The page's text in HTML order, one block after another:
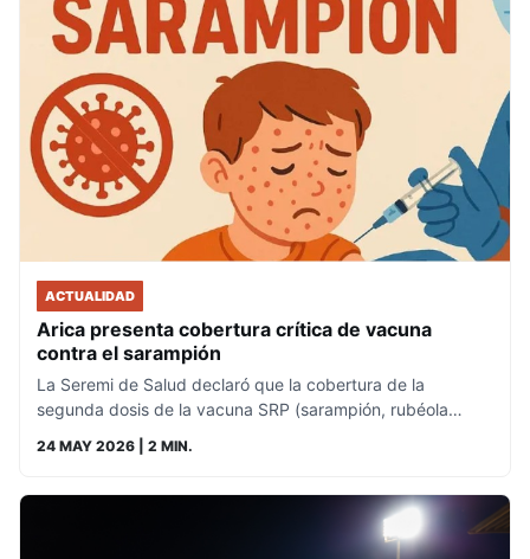
ACTUALIDAD
Arica presenta cobertura crítica de vacuna
contra el sarampión
La Seremi de Salud declaró que la cobertura de la
segunda dosis de la vacuna SRP (sarampión, rubéola…
24 MAY 2026 | 2 MIN.